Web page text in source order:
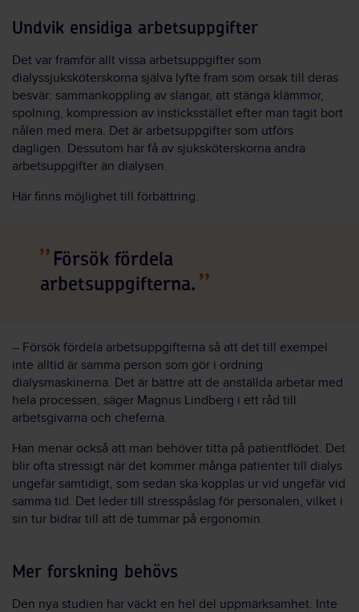
Undvik ensidiga arbetsuppgifter
Det var framför allt vissa arbetsuppgifter som
dialyssjuksköterskorna själva lyfte fram som orsak till deras
besvär: sammankoppling av slangar, att stänga klämmor,
spolning, kompression av insticksstället efter man tagit bort
nålen med mera. Det är arbetsuppgifter som utförs
dagligen. Dessutom har få av sjuksköterskorna andra
arbetsuppgifter än dialysen.
Här finns möjlighet till förbättring.
Försök fördela
arbetsuppgifterna.
– Försök fördela arbetsuppgifterna så att det till exempel
inte alltid är samma person som gör i ordning
dialysmaskinerna. Det är bättre att de anställda arbetar med
hela processen, säger Magnus Lindberg i ett råd till
arbetsgivarna och cheferna.
Han menar också att man behöver titta på patientflödet. Det
blir ofta stressigt när det kommer många patienter till dialys
ungefär samtidigt, som sedan ska kopplas ur vid ungefär vid
samma tid. Det leder till stresspåslag för personalen, vilket i
sin tur bidrar till att de tummar på ergonomin.
Mer forskning behövs
Den nya studien har väckt en hel del uppmärksamhet. Inte